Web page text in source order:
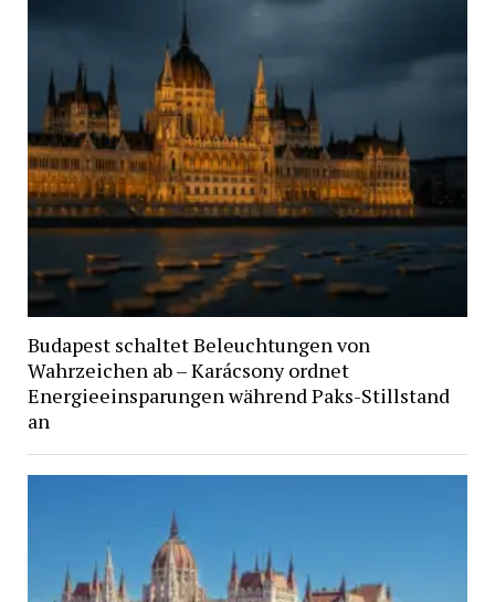
Budapest schaltet Beleuchtungen von
Wahrzeichen ab – Karácsony ordnet
Energieeinsparungen während Paks-Stillstand
an